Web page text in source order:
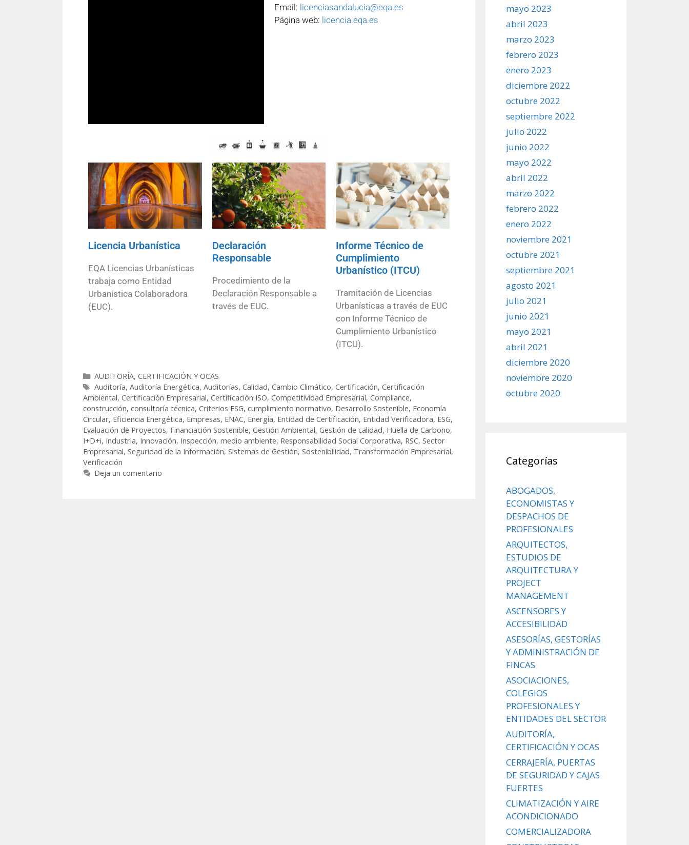
Email: licenciasandalucia@eqa.es
Página web: licencia.eqa.es
Licencia Urbanística
EQA Licencias Urbanísticas
trabaja como Entidad
Urbanística Colaboradora
(EUC).
Declaración
Responsable
Procedimiento de la
Declaración Responsable a
través de EUC.
Informe Técnico de
Cumplimiento
Urbanístico (ITCU)
Tramitación de Licencias
Urbanísticas a través de EUC
con Informe Técnico de
Cumplimiento Urbanístico
(ITCU).
AUDITORÍA, CERTIFICACIÓN Y OCAS
Auditoría, Auditoría Energética, Auditorías, Calidad, Cambio Climático, Certificación, Certificación
Ambiental, Certificación Empresarial, Certificación ISO, Competitividad Empresarial, Compliance,
construcción, consultoría técnica, Criterios ESG, cumplimiento normativo, Desarrollo Sostenible, Economía
Circular, Eficiencia Energética, Empresas, ENAC, Energía, Entidad de Certificación, Entidad Verificadora, ESG,
Evaluación de Proyectos, Financiación Sostenible, Gestión Ambiental, Gestión de calidad, Huella de Carbono,
I+D+i, Industria, Innovación, Inspección, medio ambiente, Responsabilidad Social Corporativa, RSC, Sector
Empresarial, Seguridad de la Información, Sistemas de Gestión, Sostenibilidad, Transformación Empresarial,
Verificación
Deja un comentario
mayo 2023
abril 2023
marzo 2023
febrero 2023
enero 2023
diciembre 2022
octubre 2022
septiembre 2022
julio 2022
junio 2022
mayo 2022
abril 2022
marzo 2022
febrero 2022
enero 2022
noviembre 2021
octubre 2021
septiembre 2021
agosto 2021
julio 2021
junio 2021
mayo 2021
abril 2021
diciembre 2020
noviembre 2020
octubre 2020
Categorías
ABOGADOS,
ECONOMISTAS Y
DESPACHOS DE
PROFESIONALES
ARQUITECTOS,
ESTUDIOS DE
ARQUITECTURA Y
PROJECT
MANAGEMENT
ASCENSORES Y
ACCESIBILIDAD
ASESORÍAS, GESTORÍAS
Y ADMINISTRACIÓN DE
FINCAS
ASOCIACIONES,
COLEGIOS
PROFESIONALES Y
ENTIDADES DEL SECTOR
AUDITORÍA,
CERTIFICACIÓN Y OCAS
CERRAJERÍA, PUERTAS
DE SEGURIDAD Y CAJAS
FUERTES
CLIMATIZACIÓN Y AIRE
ACONDICIONADO
COMERCIALIZADORA